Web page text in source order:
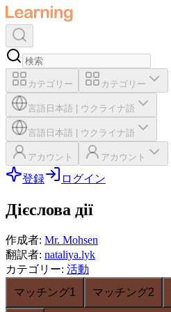
カテゴリー カテゴリー
言語 日本語 ウクライナ語
言語 日本語 ウクライナ語
アカウント アカウント
登録 ログイン
Дієслова дії
作成者: Mr. Mohsen
翻訳者: nataliya.lyk
カテゴリー: 活動
マッチング1
マッチング2